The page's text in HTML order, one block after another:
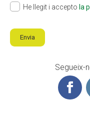
He llegit i accepto la
Envia
Segueix-